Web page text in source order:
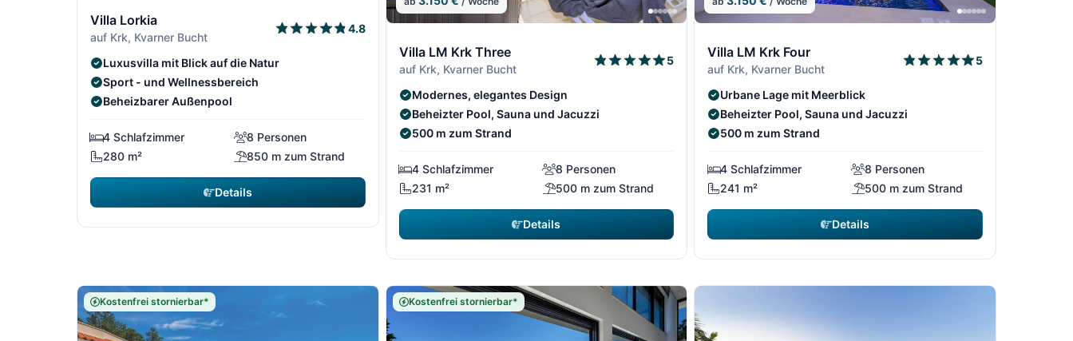
10/64 10/64 10/64
Villa Lorkia
auf Krk, Kvarner Bucht
4.8
Luxusvilla mit Blick auf die Natur
Sport - und Wellnessbereich
Beheizbarer Außenpool
4 Schlafzimmer
8 Personen
280 m²
850 m zum Strand
Details
Villa LM Krk Three
auf Krk, Kvarner Bucht
5
Modernes, elegantes Design
Beheizter Pool, Sauna und Jacuzzi
500 m zum Strand
4 Schlafzimmer
8 Personen
231 m²
500 m zum Strand
Details
Villa LM Krk Four
auf Krk, Kvarner Bucht
5
Urbane Lage mit Meerblick
Beheizter Pool, Sauna und Jacuzzi
500 m zum Strand
4 Schlafzimmer
8 Personen
241 m²
500 m zum Strand
Details
Kostenfrei stornierbar* Kostenfrei stornierbar*